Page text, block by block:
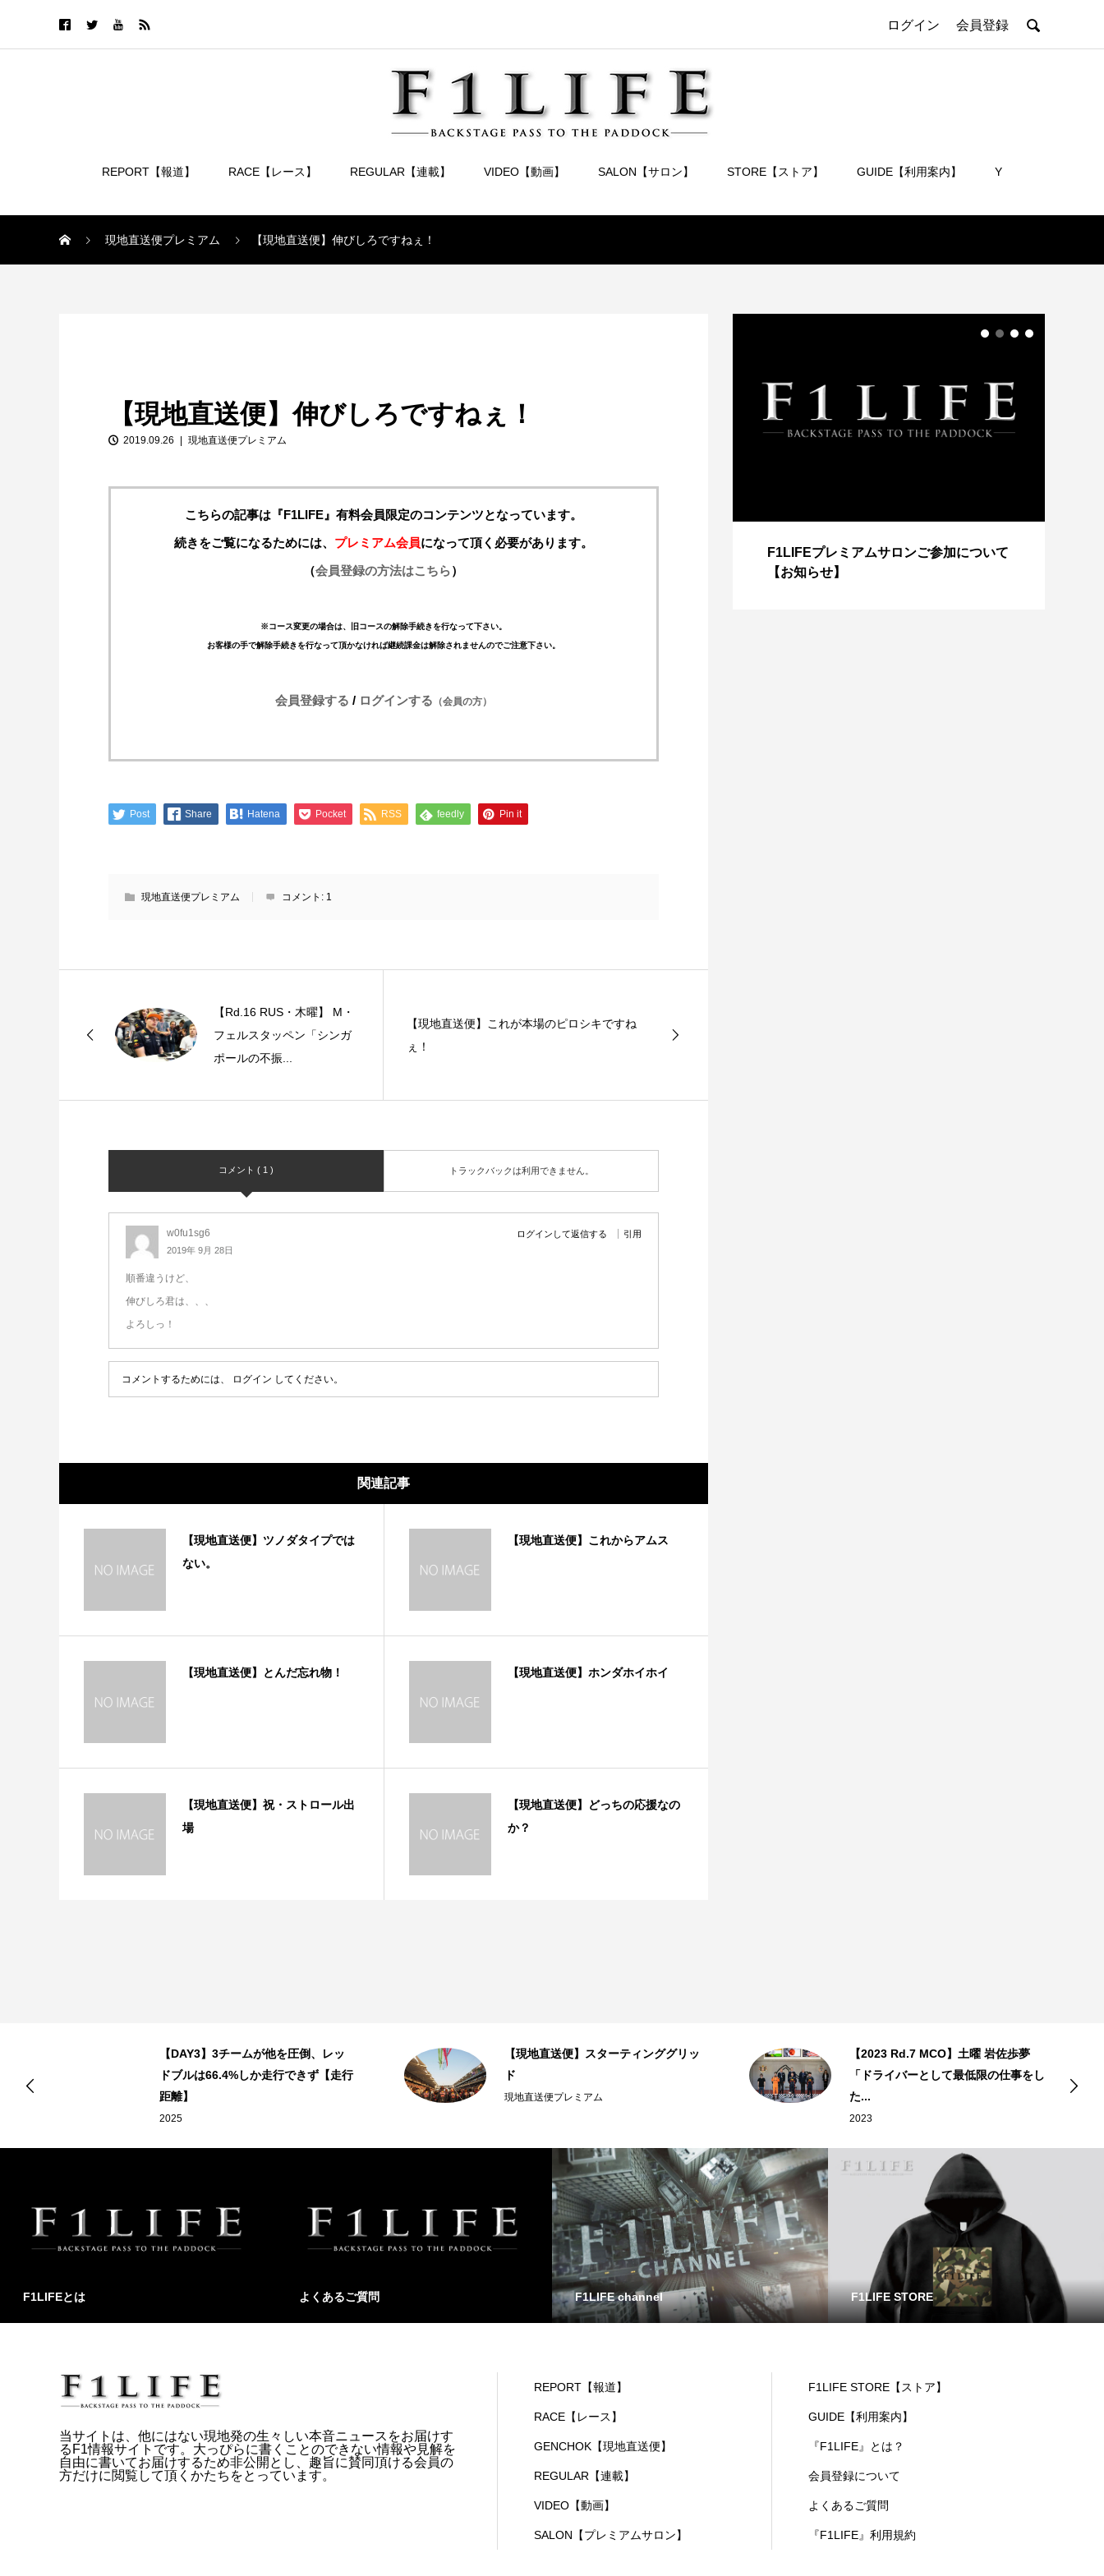
ログイン 会員登録 
REPORT【報道】 RACE【レース】 REGULAR【連載】 VIDEO【動画】 SALON【サロン】 STORE【ストア】 GUIDE【利用案内】 Y
現地直送便プレミアム 【現地直送便】伸びしろですねぇ！
【現地直送便】伸びしろですねぇ！
2019.09.26 現地直送便プレミアム
こちらの記事は『F1LIFE』有料会員限定のコンテンツとなっています。
続きをご覧になるためには、 プレミアム会員になって頂く必要があります。
（会員登録の方法はこちら）
※コース変更の場合は、旧コースの解除手続きを行なって下さい。
お客様の手で解除手続きを行なって頂かなければ継続課金は解除されませんのでご注意下さい。
会員登録する / ログインする （会員の方）
Post Share Hatena Pocket RSS feedly Pin it
現地直送便プレミアム コメント: 1
【Rd.16 RUS・木曜】 M・
フェルスタッペン「シンガ
ポールの不振...
【現地直送便】これが本場のピロシキですね
ぇ！
コメント ( 1 ) トラックバックは利用できません。
w0fu1sg6
2019年 9月 28日
ログインして返信する 引用
順番違うけど、
伸びしろ君は、、、
よろしっ！
コメントするためには、 ログイン してください。
関連記事
【現地直送便】ツノダタイプでは
ない。
【現地直送便】これからアムス
【現地直送便】とんだ忘れ物！ 【現地直送便】ホンダホイホイ
【現地直送便】祝・ストロール出
場
【現地直送便】どっちの応援なの
か？
【特別企画】2026年ホンダの現在地
①「アストンマーティンとの交渉4...
【特別記事】レーシングブルズ、
F1LIFEプレミアムサロンご参加について
【お知らせ】
【DAY3】3チームが他を圧倒、レッ
ドブルは66.4%しか走行できず【走行
距離】
2025
【現地直送便】スターティンググリッ
ド
現地直送便プレミアム
【2023 Rd.7 MCO】土曜 岩佐歩夢
「ドライバーとして最低限の仕事をし
た...
2023
F1LIFEとは よくあるご質問 F1LIFE channel F1LIFE STORE
当サイトは、他にはない現地発の生々しい本音ニュースをお届けす
るF1情報サイトです。大っぴらに書くことのできない情報や見解を
自由に書いてお届けするため非公開とし、趣旨に賛同頂ける会員の
方だけに閲覧して頂くかたちをとっています。
REPORT【報道】
RACE【レース】
GENCHOK【現地直送便】
REGULAR【連載】
VIDEO【動画】
SALON【プレミアムサロン】
F1LIFE STORE【ストア】
GUIDE【利用案内】
『F1LIFE』とは？
会員登録について
よくあるご質問
『F1LIFE』利用規約